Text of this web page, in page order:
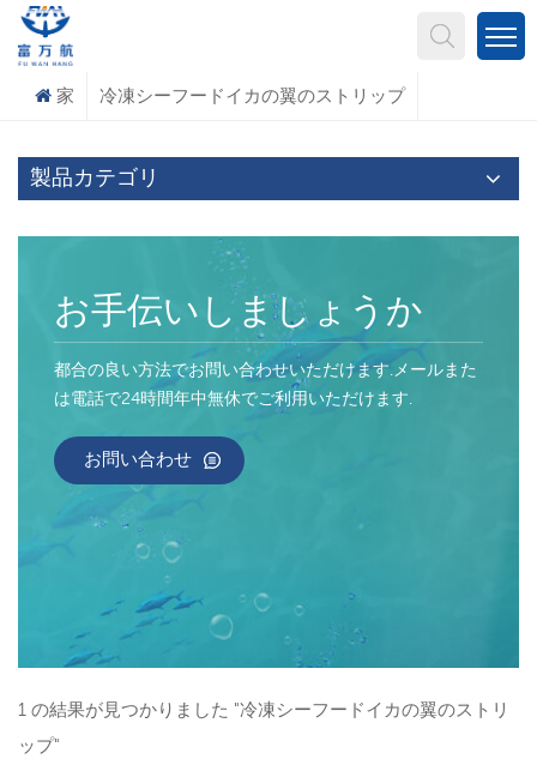
家 冷凍シーフードイカの翼のストリップ
製品カテゴリ
お手伝いしましょうか
都合の良い方法でお問い合わせいただけます.メールまた
は電話で24時間年中無休でご利用いただけます.
お問い合わせ
1 の結果が見つかりました "冷凍シーフードイカの翼のストリ
ップ"